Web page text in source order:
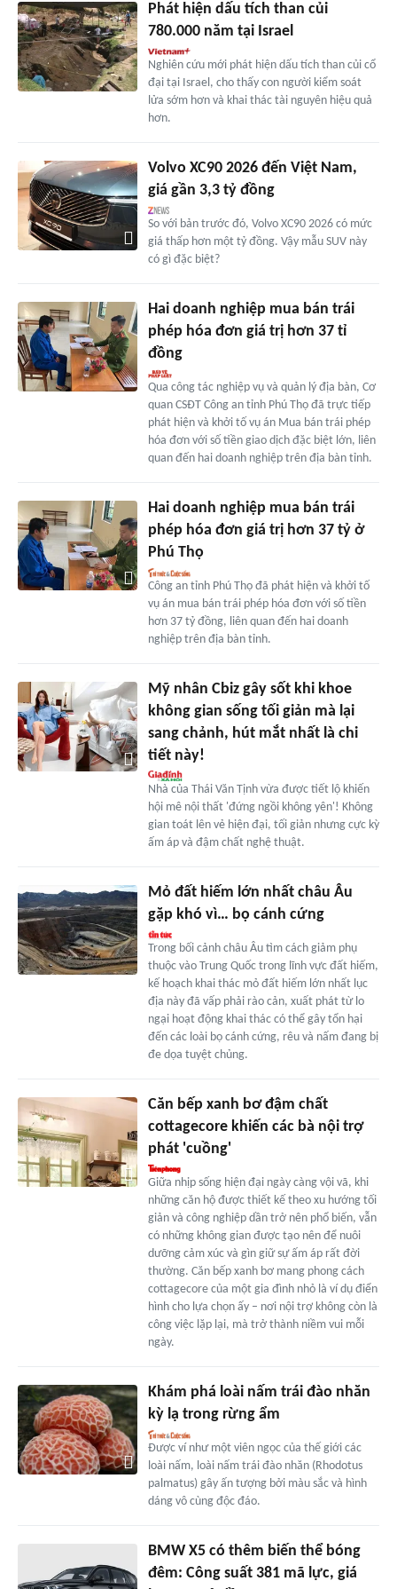
Phát hiện dấu tích than củi
780.000 năm tại Israel
Nghiên cứu mới phát hiện dấu tích than củi cổ
đại tại Israel, cho thấy con người kiểm soát
lửa sớm hơn và khai thác tài nguyên hiệu quả
hơn.
Volvo XC90 2026 đến Việt Nam,
giá gần 3,3 tỷ đồng
So với bản trước đó, Volvo XC90 2026 có mức
giá thấp hơn một tỷ đồng. Vậy mẫu SUV này
có gì đặc biệt?
Hai doanh nghiệp mua bán trái
phép hóa đơn giá trị hơn 37 tỉ
đồng
Qua công tác nghiệp vụ và quản lý địa bàn, Cơ
quan CSĐT Công an tỉnh Phú Thọ đã trực tiếp
phát hiện và khởi tố vụ án Mua bán trái phép
hóa đơn với số tiền giao dịch đặc biệt lớn, liên
quan đến hai doanh nghiệp trên địa bàn tỉnh.
Hai doanh nghiệp mua bán trái
phép hóa đơn giá trị hơn 37 tỷ ở
Phú Thọ
Công an tỉnh Phú Thọ đã phát hiện và khởi tố
vụ án mua bán trái phép hóa đơn với số tiền
hơn 37 tỷ đồng, liên quan đến hai doanh
nghiệp trên địa bàn tỉnh.
Mỹ nhân Cbiz gây sốt khi khoe
không gian sống tối giản mà lại
sang chảnh, hút mắt nhất là chi
tiết này!
Nhà của Thái Văn Tịnh vừa được tiết lộ khiến
hội mê nội thất 'đứng ngồi không yên'! Không
gian toát lên vẻ hiện đại, tối giản nhưng cực kỳ
ấm áp và đậm chất nghệ thuật.
Mỏ đất hiếm lớn nhất châu Âu
gặp khó vì… bọ cánh cứng
Trong bối cảnh châu Âu tìm cách giảm phụ
thuộc vào Trung Quốc trong lĩnh vực đất hiếm,
kế hoạch khai thác mỏ đất hiếm lớn nhất lục
địa này đã vấp phải rào cản, xuất phát từ lo
ngại hoạt động khai thác có thể gây tổn hại
đến các loài bọ cánh cứng, rêu và nấm đang bị
đe dọa tuyệt chủng.
Căn bếp xanh bơ đậm chất
cottagecore khiến các bà nội trợ
phát 'cuồng'
Giữa nhịp sống hiện đại ngày càng vội vã, khi
những căn hộ được thiết kế theo xu hướng tối
giản và công nghiệp dần trở nên phổ biến, vẫn
có những không gian được tạo nên để nuôi
dưỡng cảm xúc và gìn giữ sự ấm áp rất đời
thường. Căn bếp xanh bơ mang phong cách
cottagecore của một gia đình nhỏ là ví dụ điển
hình cho lựa chọn ấy – nơi nội trợ không còn là
công việc lặp lại, mà trở thành niềm vui mỗi
ngày.
Khám phá loài nấm trái đào nhăn
kỳ lạ trong rừng ẩm
Được ví như một viên ngọc của thế giới các
loài nấm, loài nấm trái đào nhăn (Rhodotus
palmatus) gây ấn tượng bởi màu sắc và hình
dáng vô cùng độc đáo.
BMW X5 có thêm biến thể bóng
đêm: Công suất 381 mã lực, giá